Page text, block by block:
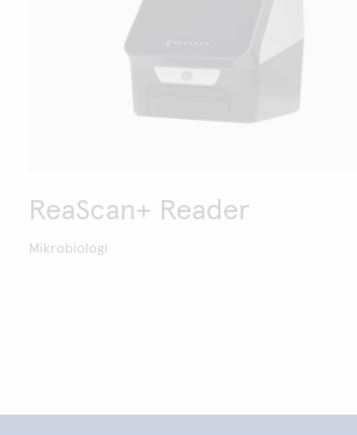
ReaScan+ Reader
Mikrobiologi